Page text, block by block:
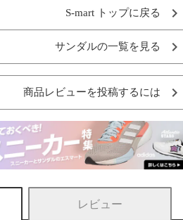
S-mart トップに戻る
サンダルの一覧を見る
商品レビューを投稿するには
レビュー